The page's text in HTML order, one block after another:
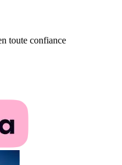
toute confiance